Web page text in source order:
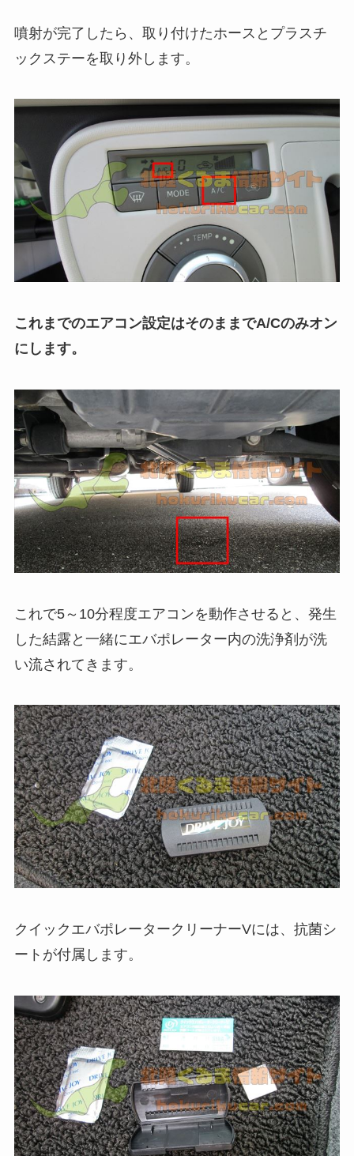
噴射が完了したら、取り付けたホースとプラスチ
ックステーを取り外します。
これまでのエアコン設定はそのままでA/Cのみオン
にします。
これで5～10分程度エアコンを動作させると、発生
した結露と一緒にエバポレーター内の洗浄剤が洗
い流されてきます。
クイックエバポレータークリーナーVには、抗菌シ
ートが付属します。